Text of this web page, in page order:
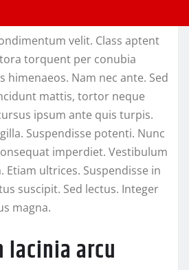
velit. Class aptent
torquent per conubia
himenaeos. Nam nec ante. Sed
mattis, tortor neque
ipsum ante quis turpis.
Suspendisse potenti. Nunc
imperdiet. Vestibulum
Etiam ultrices. Suspendisse in
suscipit. Sed lectus. Integer
magna.
arcu